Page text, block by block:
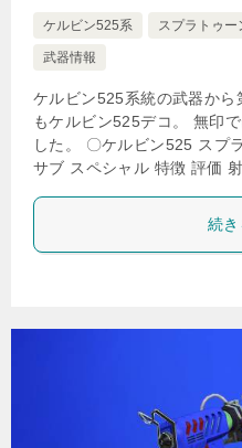
ケルビン525系 スプラトゥー
武器情報
ケルビン525系統の武器から
もケルビン525デコ。 無印
した。 〇ケルビン525 スプ
サブ スペシャル 特徴 評価
続